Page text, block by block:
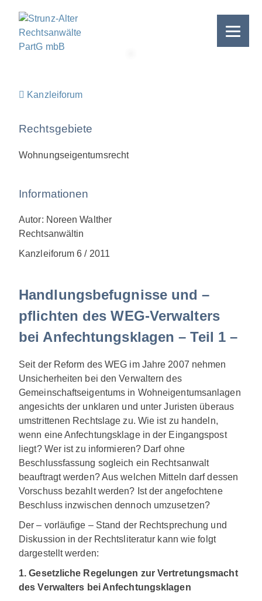
Kanzleiforum
Rechtsgebiete
Wohnungseigentumsrecht
Informationen
Autor: Noreen Walther
Rechtsanwältin
Kanzleiforum 6 / 2011
Handlungsbefugnisse und –
pflichten des WEG-Verwalters
bei Anfechtungsklagen – Teil 1 –
Seit der Reform des WEG im Jahre 2007 nehmen
Unsicherheiten bei den Verwaltern des
Gemeinschaftseigentums in Wohneigentumsanlagen
angesichts der unklaren und unter Juristen überaus
umstrittenen Rechtslage zu. Wie ist zu handeln,
wenn eine Anfechtungsklage in der Eingangspost
liegt? Wer ist zu informieren? Darf ohne
Beschlussfassung sogleich ein Rechtsanwalt
beauftragt werden? Aus welchen Mitteln darf dessen
Vorschuss bezahlt werden? Ist der angefochtene
Beschluss inzwischen dennoch umzusetzen?
Der – vorläufige – Stand der Rechtsprechung und
Diskussion in der Rechtsliteratur kann wie folgt
dargestellt werden:
1. Gesetzliche Regelungen zur Vertretungsmacht
desVerwalters bei Anfechtungsklagen